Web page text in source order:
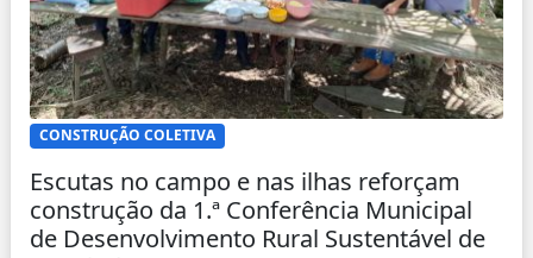
CONSTRUÇÃO COLETIVA
Escutas no campo e nas ilhas reforçam
construção da 1.ª Conferência Municipal
de Desenvolvimento Rural Sustentável de